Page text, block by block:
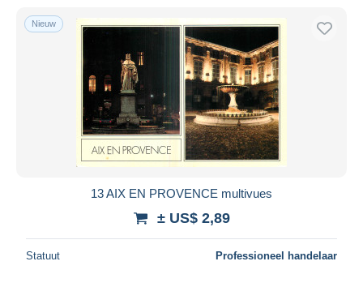
Nieuw
13 AIX EN PROVENCE multivues
± US$ 2,89
Statuut Professioneel handelaar